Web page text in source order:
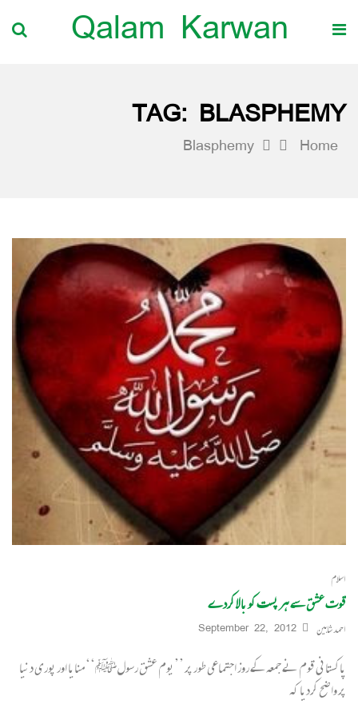
Qalam Karwan
TAG: BLASPHEMY
Home
Blasphemy
اسلام
قوت عشق سے ہر پست کو بالا کردے
احمد شاہین September 22, 2012
پاکستانی قوم نے جمعہ کے روز اجتماعی طور پر ’’یوم عشق رسولﷺ‘‘ منایا اور پوری دنیا
پر واضح کردیا کہ